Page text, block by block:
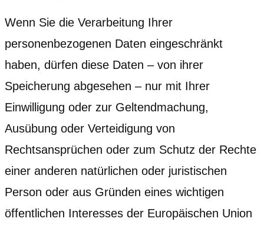
Wenn Sie die Verarbeitung Ihrer
personenbezogenen Daten eingeschränkt
haben, dürfen diese Daten – von ihrer
Speicherung abgesehen – nur mit Ihrer
Einwilligung oder zur Geltendmachung,
Ausübung oder Verteidigung von
Rechtsansprüchen oder zum Schutz der Rechte
einer anderen natürlichen oder juristischen
Person oder aus Gründen eines wichtigen
öffentlichen Interesses der Europäischen Union